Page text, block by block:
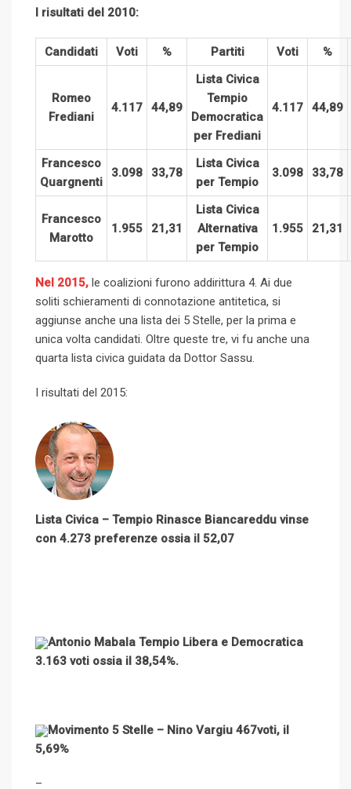
I risultati del 2010:
Candidati Voti % Partiti Voti %
Romeo
Frediani
4.117 44,89
Lista Civica
Tempio
Democratica
per Frediani
4.117 44,89
Francesco
Quargnenti
3.098 33,78
Lista Civica
per Tempio
3.098 33,78
Francesco
Marotto
1.955 21,31
Lista Civica
Alternativa
per Tempio
1.955 21,31
Nel 2015, le coalizioni furono addirittura 4. Ai due
soliti schieramenti di connotazione antitetica, si
aggiunse anche una lista dei 5 Stelle, per la prima e
unica volta candidati. Oltre queste tre, vi fu anche una
quarta lista civica guidata da Dottor Sassu.
I risultati del 2015:
Lista Civica – Tempio Rinasce Biancareddu vinse
con 4.273 preferenze ossia il 52,07
Antonio Mabala Tempio Libera e Democratica
3.163 voti ossia il 38,54%.
Movimento 5 Stelle – Nino Vargiu 467voti, il
5,69%
–